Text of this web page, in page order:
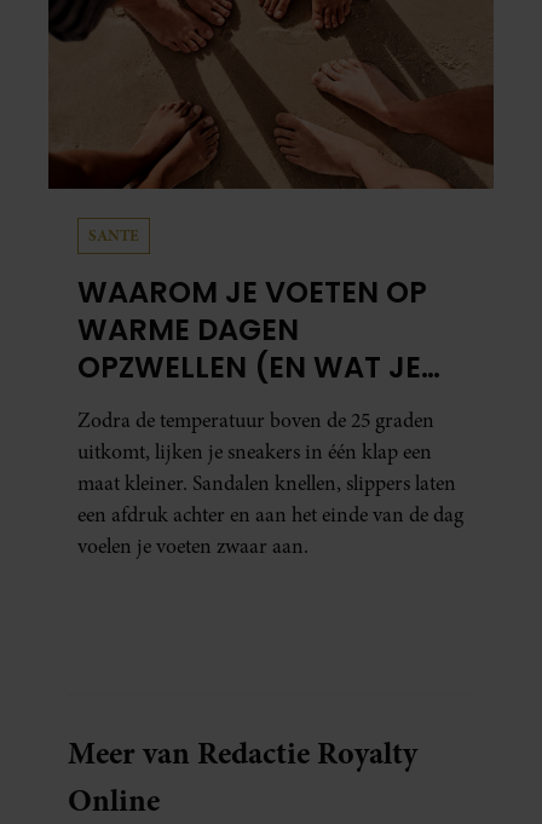
SANTE
WAAROM JE VOETEN OP
WARME DAGEN
OPZWELLEN (EN WAT JE
ERAAN KUNT DOEN)
Zodra de temperatuur boven de 25 graden
uitkomt, lijken je sneakers in één klap een
maat kleiner. Sandalen knellen, slippers laten
een afdruk achter en aan het einde van de dag
voelen je voeten zwaar aan.
Meer van Redactie Royalty
Online